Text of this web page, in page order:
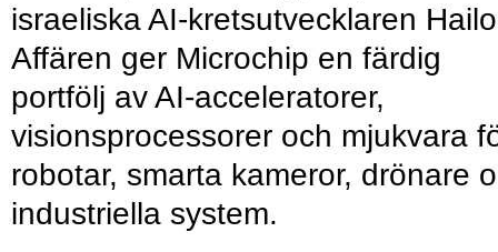
israeliska AI-kretsutvecklaren
Affären ger Microchip en färdig
portfölj av AI-acceleratorer,
visionsprocessorer och mjukvara
robotar, smarta kameror, drönare
industriella system.